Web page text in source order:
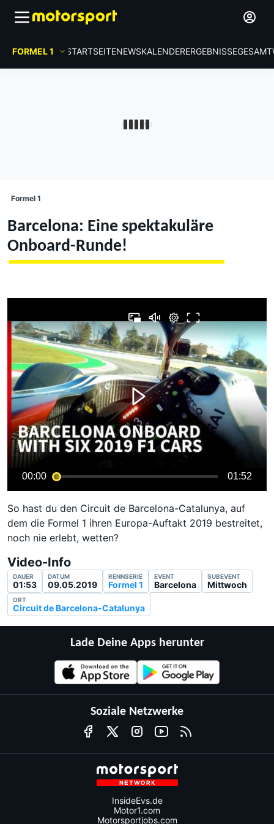
FORMEL 1 STARTSEITENEWSKALENDERERGEBNISSE
Formel 1
Barcelona: Eine spektakuläre
Onboard-Runde!
00:00 01:52
So hast du den Circuit de Barcelona-Catalunya, auf
dem die Formel 1 ihren Europa-Auftakt 2019 bestreitet,
noch nie erlebt, wetten?
Video-Info
DAUER
01:53
DATUM
09.05.2019
RENNSERIE
Formel 1
EVENT
Barcelona
SUBEVENT
Mittwoch
ORT
Circuit de Barcelona-Catalunya
Lade Deine Apps herunter
Soziale Netzwerke
InsideEvs.de
Motor1.com
Motorsportjobs.com